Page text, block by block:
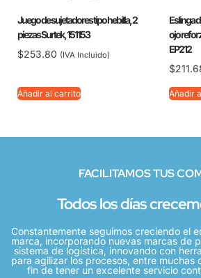
Juego de sujetadores tipo hebilla, 2
piezas Surtek, 151153
$253.80 (IVA Incluido)
Añadir al carrito
Eslinga
ojo
EP212
$
Añadir
FACILITAMOS TUS
Todos los días
Constantemente seguimos creciendo el
marca, incorporando nuevas marcas de
sistema de logística, innovando con
para agilizar los procesos, entre muchas
fin de tener un excelente servicio